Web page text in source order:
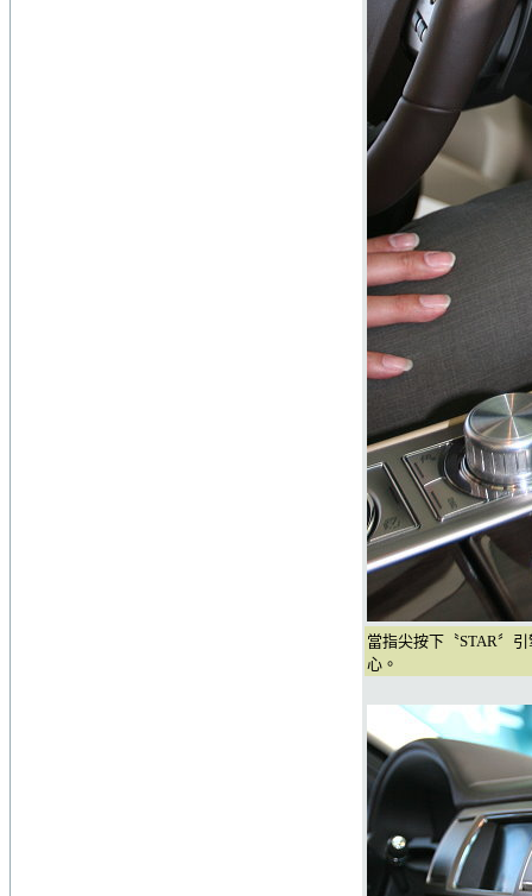
當指尖按下〝STAR〞
心。